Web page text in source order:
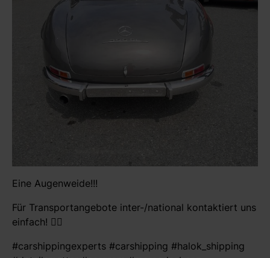
Eine Augenweide!!!
Für Transportangebote inter-/national kontaktiert uns
einfach! 👍🏻
#carshippingexperts #carshipping #halok_shipping